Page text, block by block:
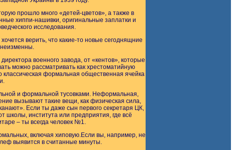
прошло много «детей-цветов», а также в
хиппи-нашивки, оригинальные заплатки и
исследования.
верить, что какие-то новые сегоднящние
военного завода, от «кентов», которые
можно рассматривать как хрестоматийную
формальная общественная ячейка
и формальной тусовками. Неформальная,
вызывают такие вещи, как физическая сила,
Если ты даже сын первого секретаря ЦК,
школы, института или предприятия, где всё
– ты всегда человек №1.
включая хиповую.Если вы, например, не
выявится в считанные минуты.